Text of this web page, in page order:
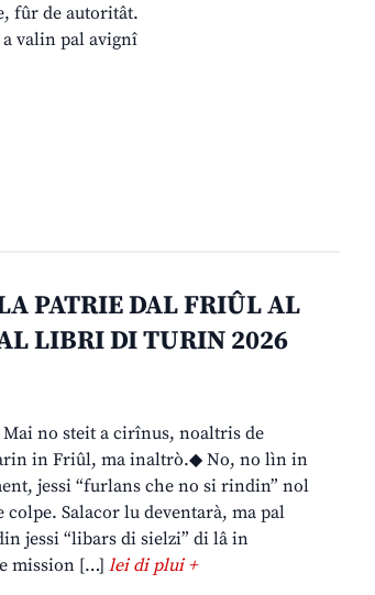
fûr de autoritât.
valin pal avignî
PATRIE DAL FRIÛL AL
LIBRI DI TURIN 2026
Mai no steit a cirînus, noaltris de
in Friûl, ma inaltrò.◆ No, no lìn in
jessi “furlans che no si rindin” nol
colpe. Salacor lu deventarà, ma pal
jessi “libars di sielzi” di lâ in
mission […]lei di plui +